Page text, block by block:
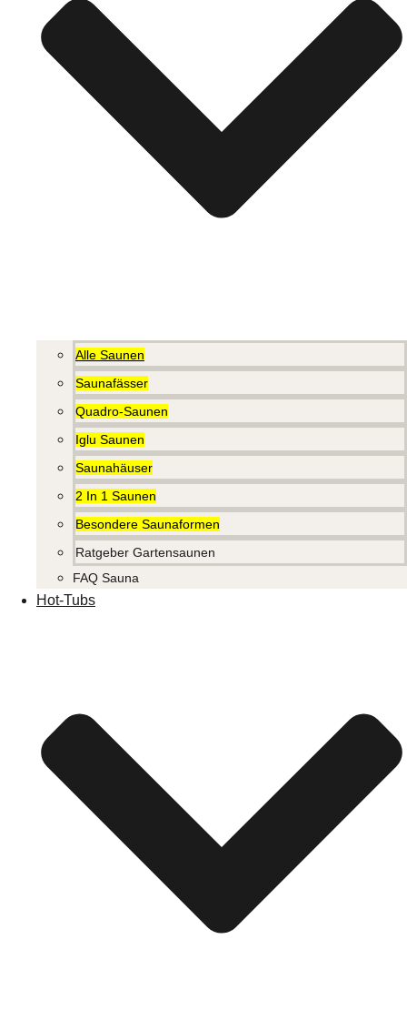
Alle Saunen
Saunafässer
Quadro-Saunen
Iglu Saunen
Saunahäuser
2 In 1 Saunen
Besondere Saunaformen
Ratgeber Gartensaunen
FAQ Sauna
Hot-Tubs